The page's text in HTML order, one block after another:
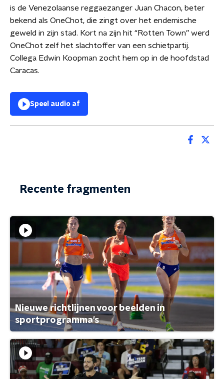
is de Venezolaanse reggaezanger Juan Chacon, beter
bekend als OneChot, die zingt over het endemische
geweld in zijn stad. Kort na zijn hit “Rotten Town” werd
OneChot zelf het slachtoffer van een schietpartij.
Collega Edwin Koopman zocht hem op in de hoofdstad
Caracas.
Speel audio af
Recente fragmenten
Nieuwe richtlijnen voor beelden in
sportprogramma's